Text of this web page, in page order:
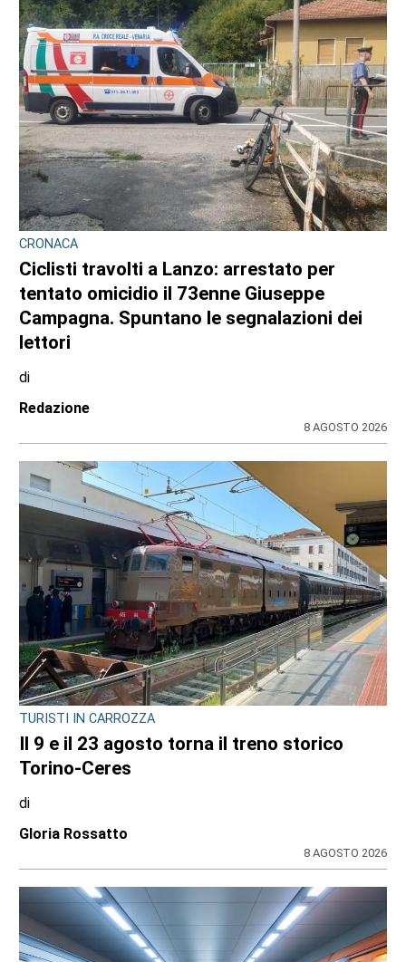
CRONACA
Ciclisti travolti a Lanzo: arrestato per
tentato omicidio il 73enne Giuseppe
Campagna. Spuntano le segnalazioni dei
lettori
di
Redazione
8 AGOSTO 2026
TURISTI IN CARROZZA
Il 9 e il 23 agosto torna il treno storico
Torino-Ceres
di
Gloria Rossatto
8 AGOSTO 2026